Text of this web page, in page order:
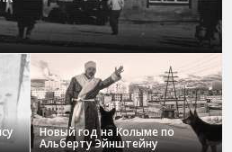
Новый год на Колыме по
Альберту Эйнштейну